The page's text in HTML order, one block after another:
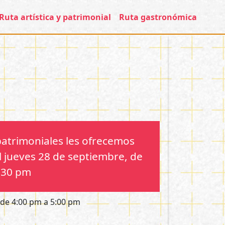
Ruta artística y patrimonial Ruta gastronómica
les ofrecemos
28 de septiembre, de
pm
4:00 pm a 5:00 pm